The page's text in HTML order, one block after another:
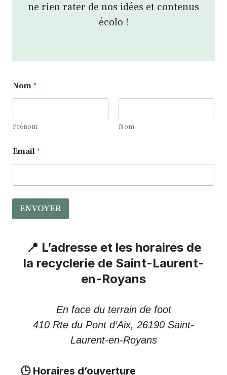
ne rien rater de nos idées et contenus
écolo !
Nom *
Prénom Nom
m
a
l
*
Email *
ENVOYER
📍 L’adresse et les horaires de
la recyclerie de Saint-Laurent-
en-Royans
En face du terrain de foot
410 Rte du Pont d’Aix, 26190 Saint-
Laurent-en-Royans
🕒 Horaires d’ouverture